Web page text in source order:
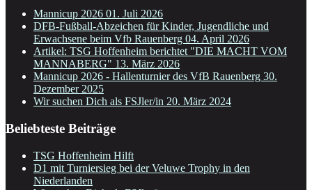
Mannicup 2026 01. Juli 2026
DFB-Fußball-Abzeichen für Kinder, Jugendliche und
Erwachsene beim Vfb Rauenberg 04. April 2026
Artikel: TSG Hoffenheim berichtet "DIE MACHT VOM
MANNABERG" 13. März 2026
Mannicup 2026 - Hallenturnier des VfB Rauenberg 30.
Dezember 2025
Wir suchen Dich als FSJler/in 20. März 2024
Beliebteste Beiträge
TSG Hoffenheim Hilft
D1 mit Turniersieg bei der Veluwe Trophy in den
Niederlanden